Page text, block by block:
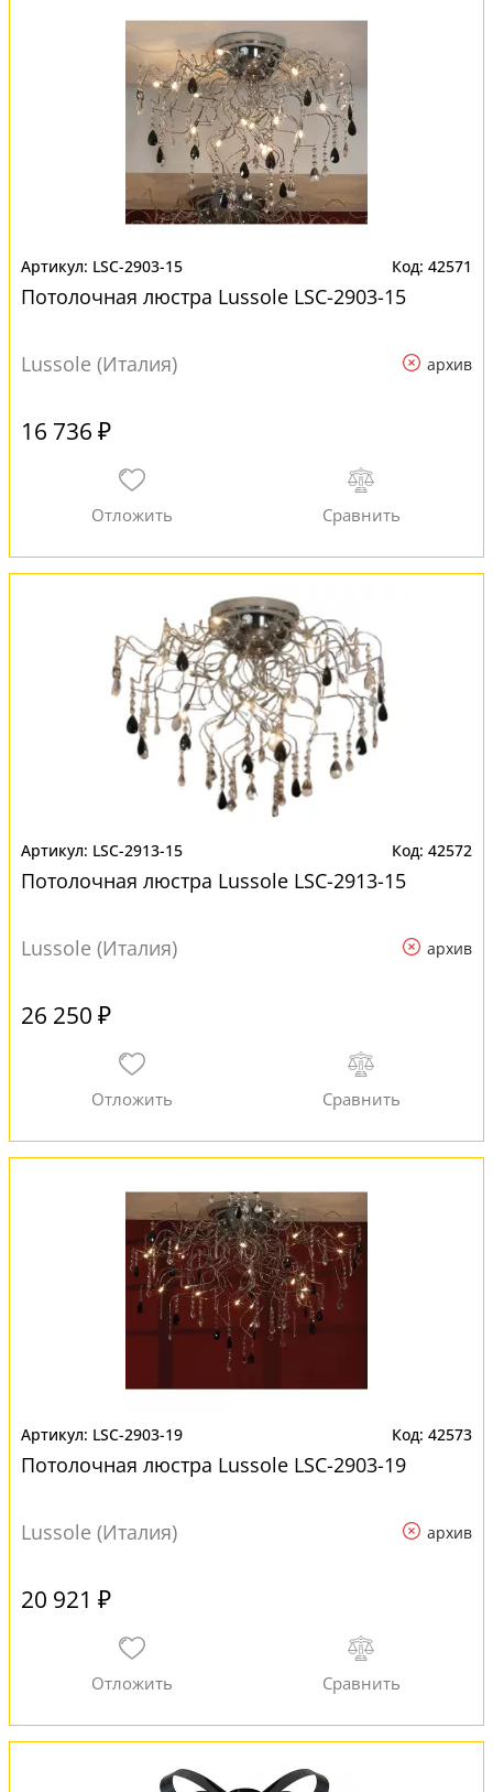
LSC-2903-15 42571
Потолочная люстра Lussole LSC-2903-15
Lussole (Италия) архив
16 736 ₽
LSC-2913-15 42572
Потолочная люстра Lussole LSC-2913-15
Lussole (Италия) архив
26 250 ₽
LSC-2903-19 42573
Потолочная люстра Lussole LSC-2903-19
Lussole (Италия) архив
20 921 ₽